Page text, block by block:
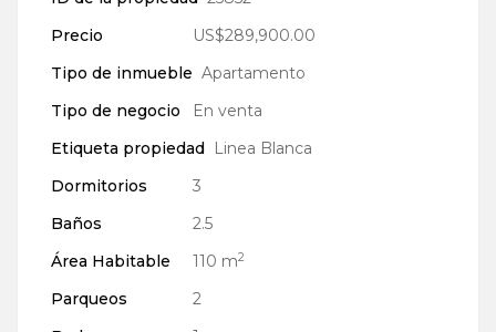
Precio
US$289,900.00
Tipo de inmueble Apartamento
Tipo de negocio
En venta
Etiqueta propiedad Linea Blanca
Dormitorios
3
Baños
2.5
Área Habitable
110 m2
Parqueos
2